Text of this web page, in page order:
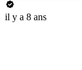
il y a 8 ans